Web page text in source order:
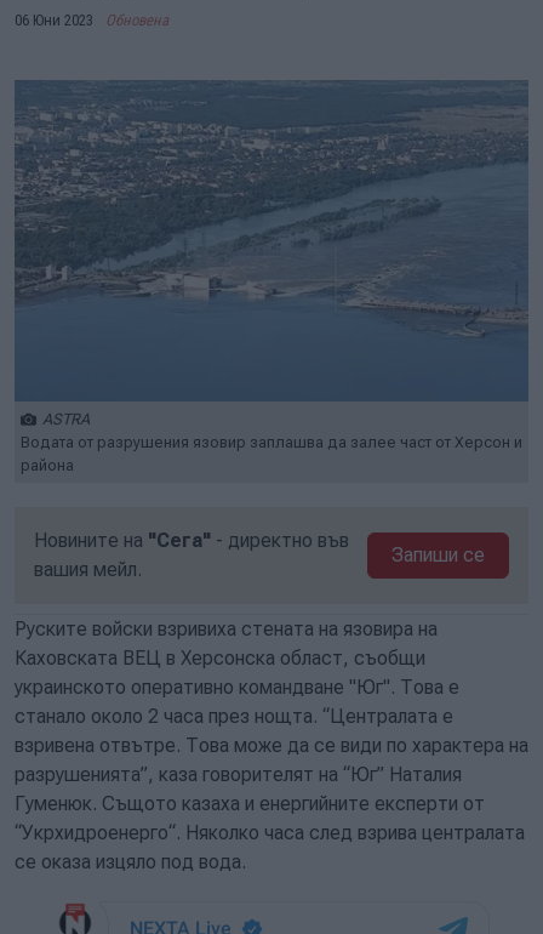
06 Юни 2023 Обновена
ASTRA
Водата от разрушения язовир заплашва да залее част от Херсон и
района
Новините на "Сега" - директно във
вашия мейл.
Запиши се
Руските войски взривиха стената на язовира на
Каховската ВЕЦ в Херсонска област, съобщи
украинското оперативно командване "Юг". Това е
станало около 2 часа през нощта. “Централата е
взривена отвътре. Това може да се види по характера на
разрушенията”, каза говорителят на “Юг” Наталия
Гуменюк. Същото казаха и енергийните експерти от
“Укрхидроенерго“. Няколко часа след взрива централата
се оказа изцяло под вода.